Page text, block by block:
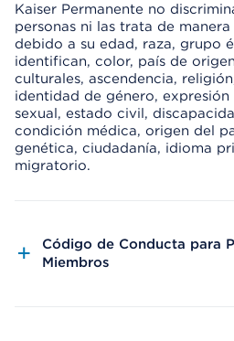
Kaiser Permanente no
personas ni las trata de
debido a su edad, raza, grupo
identifican, color, país de
culturales, ascendencia,
identidad de género,
sexual, estado civil,
condición médica, origen del
genética, ciudadanía, idioma
migratorio.
Código de Conducta para
Miembros